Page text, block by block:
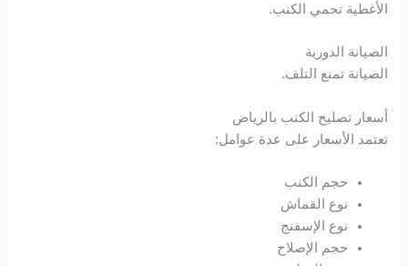
casibom
Hacking Forum
sapanca escort
marsbahis
holiganbet
الأغطية تحمي الكنب.
الصيانة الدورية
الصيانة تمنع التلف.
أسعار تصليح الكنب بالرياض
تعتمد الأسعار على عدة عوامل:
حجم الكنب
نوع القماش
نوع الإسفنج
حجم الإصلاح